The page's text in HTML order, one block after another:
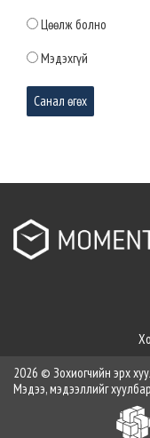
шилжүүлж,
Цөөлж болно
Мэдэхгүй
2026 © Зохиогчийн эрх
Мэдээ, мэдээллийг